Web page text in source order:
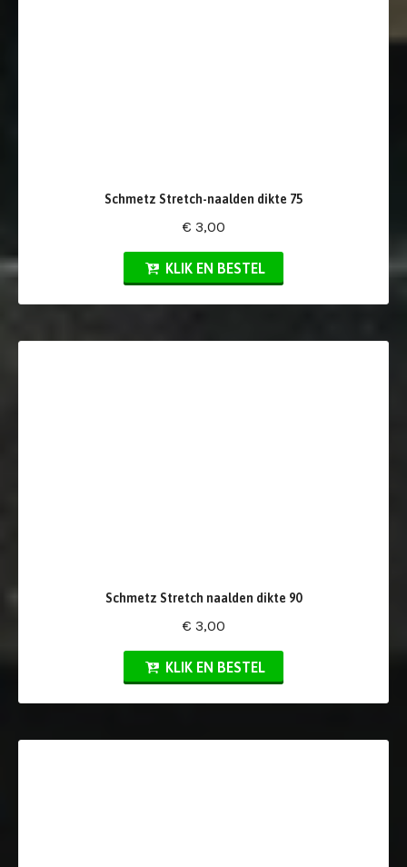
Schmetz Stretch-naalden dikte 75
€ 3,00
KLIK EN BESTEL
Schmetz Stretch naalden dikte 90
€ 3,00
KLIK EN BESTEL